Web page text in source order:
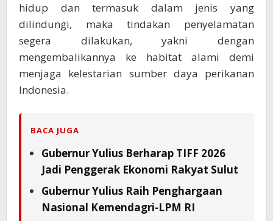
hidup dan termasuk dalam jenis yang
dilindungi, maka tindakan penyelamatan
segera dilakukan, yakni dengan
mengembalikannya ke habitat alami demi
menjaga kelestarian sumber daya perikanan
Indonesia.
BACA JUGA
Gubernur Yulius Berharap TIFF 2026
Jadi Penggerak Ekonomi Rakyat Sulut
Gubernur Yulius Raih Penghargaan
Nasional Kemendagri-LPM RI